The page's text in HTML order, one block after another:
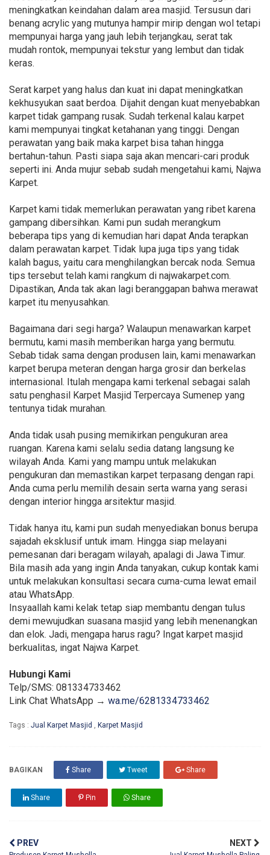
meningkatkan keindahan dalam area masjid. Tersusun dari
benang acrylic yang mutunya hampir mirip dengan wol tetapi
mempunyai harga yang jauh lebih terjangkau, serat tak
mudah rontok, mempunyai tekstur yang lembut dan tidak
keras.
Serat karpet yang halus dan kuat ini dapat meningkatkan
kekhusyukan saat berdoa. Dijahit dengan kuat menyebabkan
karpet tidak gampang rusak. Sudah terkenal kalau karpet
kami mempunyai tingkat ketahanan yang tinggi. Dengan
perawatan yang baik maka karpet bisa tahan hingga
bertahun-tahun. Pasti siapa saja akan mencari-cari produk
seperti ini. Anda mujur sebab sudah mengetahui kami, Najwa
Karpet.
Karpet kami tidak memerlukan perawatan yang ribet karena
gampang dibersihkan. Kami pun sudah merangkum
beberapa tips yang di kemudian hari dapat Anda terapkan
dalam perawatan karpet. Tidak lupa juga tips yang tidak
kalah bagus, yaitu cara menghilangkan bercak noda. Semua
tips tersebut telah kami rangkum di najwakarpet.com.
Dipastikan, Anda tak akan lagi beranggapan bahwa merawat
karpet itu menyusahkan.
Bagaimana dari segi harga? Walaupun menawarkan karpet
bermutu, kami masih memberikan harga yang bermutu.
Sebab tidak sama dengan produsen lain, kami menawarkan
karpet berupa meteran dengan harga grosir dan berkelas
internasional. Itulah mengapa kami terkenal sebagai salah
satu penghasil Karpet Masjid Terpercaya Sumenep yang
tentunya tidak murahan.
Anda tidak usah pusing memikirkan pengukuran area
ruangan. Karena kami selalu sedia datang langsung ke
wilayah Anda. Kami yang mampu untuk melakukan
pengukuran dan memastikan karpet terpasang dengan rapi.
Anda cuma perlu memilih desain serta warna yang serasi
dengan interior hingga arsitektur masjid.
Tidak hanya itu, kami pun sudah menyediakan bonus berupa
sajadah eksklusif untuk imam. Hingga siap melayani
pemesanan dari beragam wilayah, apalagi di Jawa Timur.
Bila masih ada yang ingin Anda tanyakan, cukup kontak kami
untuk melakukan konsultasi secara cuma-cuma lewat email
atau WhatsApp.
Insyaallah kami kelak tetap siap membantu dengan tulus
demi mewujudkan suasana masjid yang lebih menenangkan
dan elok. Jadi, mengapa harus ragu? Ingat karpet masjid
berkualitas, ingat Najwa Karpet.
Hubungi Kami
Telp/SMS: 081334733462
Link Chat WhatsApp → wa.me/6281334733462
Tags : Jual Karpet Masjid , Karpet Masjid
BAGIKAN Share Tweet Share
Share Pin Share
PREV NEXT